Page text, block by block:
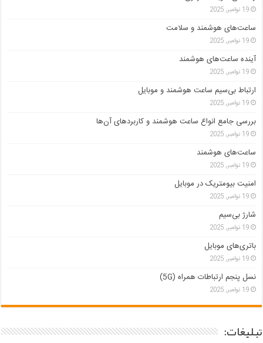
19 نوامبر, 2025
ساعت‌های هوشمند و سلامت
19 نوامبر, 2025
آینده ساعت‌های هوشمند
19 نوامبر, 2025
ارتباط بی‌سیم ساعت هوشمند و موبایل
19 نوامبر, 2025
بررسی جامع انواع ساعت هوشمند و کاربردهای آن‌ها
19 نوامبر, 2025
ساعت‌های هوشمند
19 نوامبر, 2025
امنیت بیومتریک در موبایل
19 نوامبر, 2025
شارژ بی‌سیم
19 نوامبر, 2025
باتری‌های موبایل
19 نوامبر, 2025
نسل پنجم ارتباطات همراه (5G)
19 نوامبر, 2025
تبلیغات: